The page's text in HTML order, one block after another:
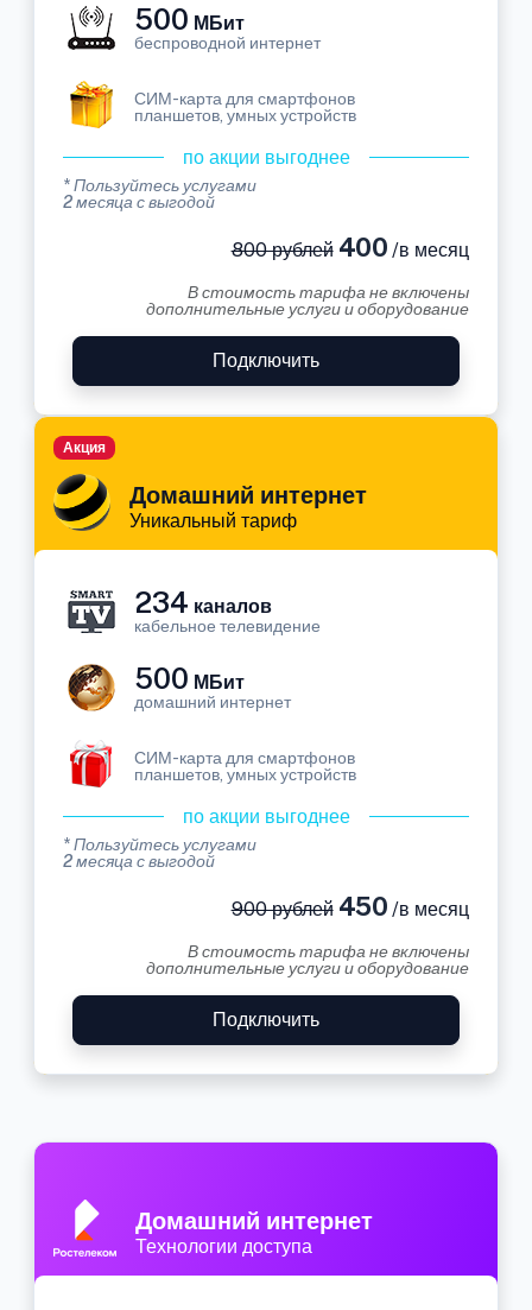
500 МБит
беспроводной интернет
СИМ-карта для смартфонов
планшетов, умных устройств
по акции выгоднее
* Пользуйтесь услугами
2 месяца с выгодой
800 рублей400 /в месяц
В стоимость тарифа не включены
дополнительные услуги и оборудование
Подключить
Домашний интернет
Уникальный тариф
Акция
234 каналов
кабельное телевидение
500 МБит
домашний интернет
СИМ-карта для смартфонов
планшетов, умных устройств
по акции выгоднее
* Пользуйтесь услугами
2 месяца с выгодой
900 рублей450 /в месяц
В стоимость тарифа не включены
дополнительные услуги и оборудование
Подключить
Домашний интернет
Технологии доступа